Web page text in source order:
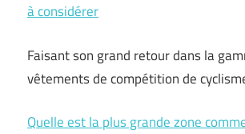
à considérer
Faisant son grand retour dans la
vêtements de compétition de
Quelle est la plus grande zone